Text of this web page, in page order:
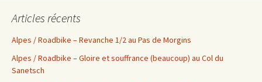
Articles récents
Alpes / Roadbike – Revanche 1/2 au Pas de Morgins
Alpes / Roadbike – Gloire et souffrance (beaucoup) au Col du
Sanetsch